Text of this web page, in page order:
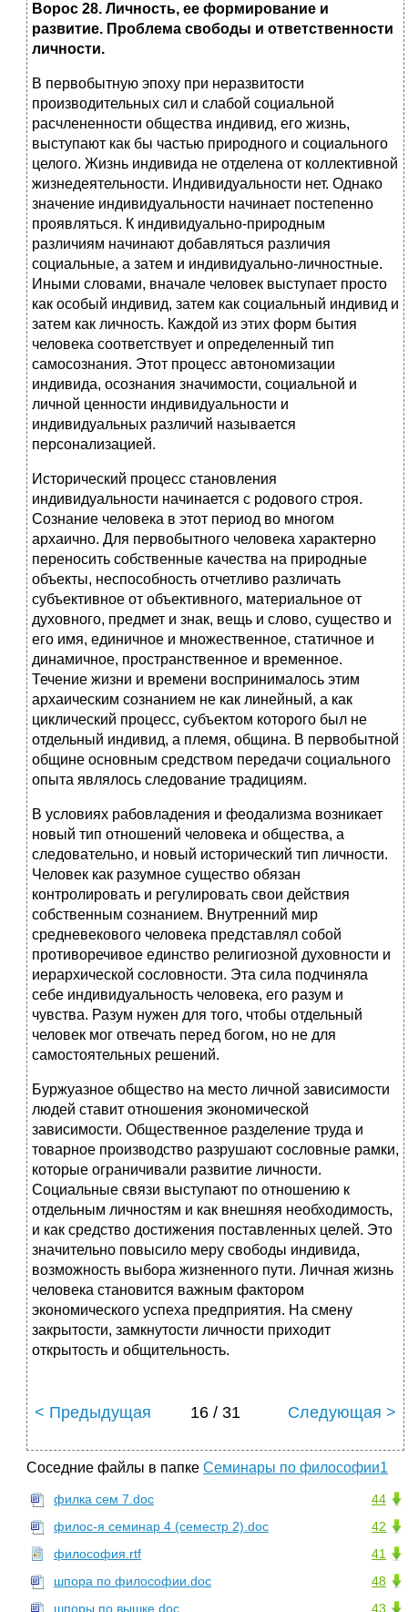
Ворос 28. Личность, ее формирование и
развитие. Проблема свободы и ответственности
личности.
В первобытную эпоху при неразвитости
производительных сил и слабой социальной
расчлененности общества индивид, его жизнь,
выступают как бы частью природного и социального
целого. Жизнь индивида не отделена от коллективной
жизнедеятельности. Индивидуальности нет. Однако
значение индивидуальности начинает постепенно
проявляться. К индивидуально-природным
различиям начинают добавляться различия
социальные, а затем и индивидуально-личностные.
Иными словами, вначале человек выступает просто
как особый индивид, затем как социальный индивид и
затем как личность. Каждой из этих форм бытия
человека соответствует и определенный тип
самосознания. Этот процесс автономизации
индивида, осознания значимости, социальной и
личной ценности индивидуальности и
индивидуальных различий называется
персонализацией.
Исторический процесс становления
индивидуальности начинается с родового строя.
Сознание человека в этот период во многом
архаично. Для первобытного человека характерно
переносить собственные качества на природные
объекты, неспособность отчетливо различать
субъективное от объективного, материальное от
духовного, предмет и знак, вещь и слово, существо и
его имя, единичное и множественное, статичное и
динамичное, пространственное и временное.
Течение жизни и времени воспринималось этим
архаическим сознанием не как линейный, а как
циклический процесс, субъектом которого был не
отдельный индивид, а племя, община. В первобытной
общине основным средством передачи социального
опыта являлось следование традициям.
В условиях рабовладения и феодализма возникает
новый тип отношений человека и общества, а
следовательно, и новый исторический тип личности.
Человек как разумное существо обязан
контролировать и регулировать свои действия
собственным сознанием. Внутренний мир
средневекового человека представлял собой
противоречивое единство религиозной духовности и
иерархической сословности. Эта сила подчиняла
себе индивидуальность человека, его разум и
чувства. Разум нужен для того, чтобы отдельный
человек мог отвечать перед богом, но не для
самостоятельных решений.
Буржуазное общество на место личной зависимости
людей ставит отношения экономической
зависимости. Общественное разделение труда и
товарное производство разрушают сословные рамки,
которые ограничивали развитие личности.
Социальные связи выступают по отношению к
отдельным личностям и как внешняя необходимость,
и как средство достижения поставленных целей. Это
значительно повысило меру свободы индивида,
возможность выбора жизненного пути. Личная жизнь
человека становится важным фактором
экономического успеха предприятия. На смену
закрытости, замкнутости личности приходит
открытость и общительность.
< Предыдущая 16 / 31 Следующая >
Соседние файлы в папке Семинары по философии1
44
филка сем 7.doc
42
филос-я семинар 4 (семестр 2).doc
41
философия.rtf
48
шпора по философии.doc
43
шпоры по вышке.doc